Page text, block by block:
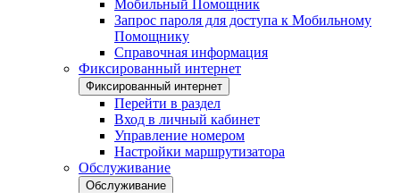
Мобильный Помощник
Запрос пароля для доступа к Мобильному
Помощнику
Справочная информация
Фиксированный интернет
Фиксированный интернет
Перейти в раздел
Вход в личный кабинет
Управление номером
Настройки маршрутизатора
Обслуживание
Обслуживание